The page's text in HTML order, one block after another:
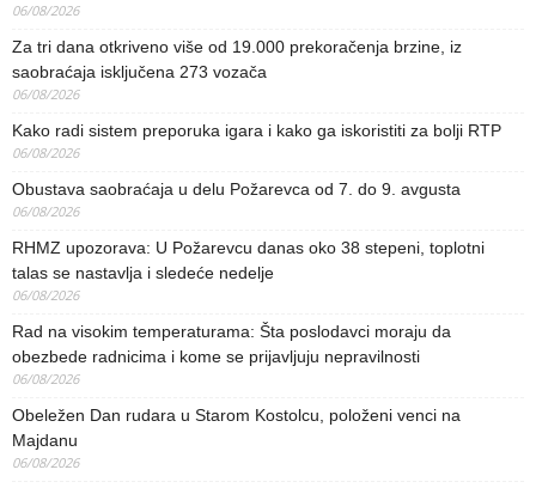
06/08/2026
Za tri dana otkriveno više od 19.000 prekoračenja brzine, iz
saobraćaja isključena 273 vozača
06/08/2026
Kako radi sistem preporuka igara i kako ga iskoristiti za bolji RTP
06/08/2026
Obustava saobraćaja u delu Požarevca od 7. do 9. avgusta
06/08/2026
RHMZ upozorava: U Požarevcu danas oko 38 stepeni, toplotni
talas se nastavlja i sledeće nedelje
06/08/2026
Rad na visokim temperaturama: Šta poslodavci moraju da
obezbede radnicima i kome se prijavljuju nepravilnosti
06/08/2026
Obeležen Dan rudara u Starom Kostolcu, položeni venci na
Majdanu
06/08/2026